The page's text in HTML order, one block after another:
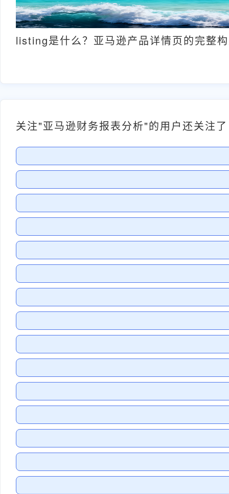
listing是什么？亚马逊产品详情页的完整
关注"亚马逊财务报表分析"的用户还关注了